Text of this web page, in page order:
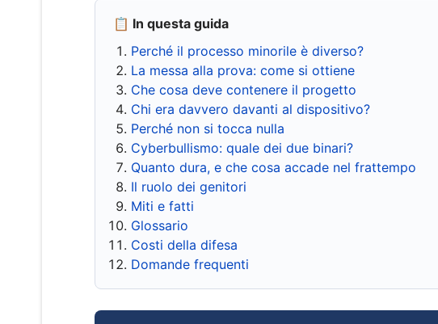
📋 In questa guida
Perché il processo minorile è diverso?
La messa alla prova: come si ottiene
Che cosa deve contenere il progetto
Chi era davvero davanti al dispositivo?
Perché non si tocca nulla
Cyberbullismo: quale dei due binari?
Quanto dura, e che cosa accade nel frattempo
Il ruolo dei genitori
Miti e fatti
Glossario
Costi della difesa
Domande frequenti